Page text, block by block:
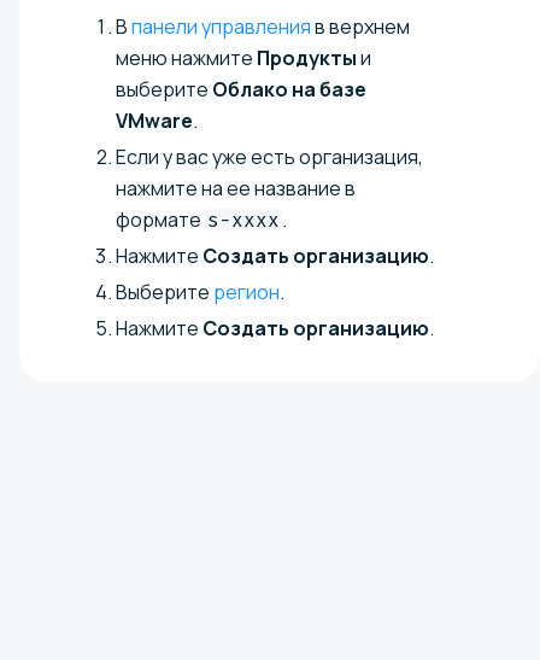
Впанели управленияв верхнем
меню нажмите Продуктыи
выберите Облако на базе
VMware.
Если у вас уже есть организация,
нажмите на ее название в
формате s-xxxx .
Нажмите Создать организацию.
Выберите регион.
Нажмите Создать организацию.